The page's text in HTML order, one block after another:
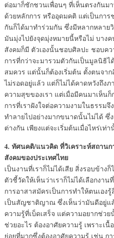
ต่อมาก็ชักชวนเพื่อนๆ ที่เห็นตรงกัน
ด้วยหลักการ หรืออุดมคติ แต่เป็นกา
กันก็ได้มาทำร่วมกัน ซึ่งมีหลากหลาย
มันมุ่งไปยังจุดมุ่งหมายนี้หรือไม่ บาง
สังคมก็มี ตัวเองนั้นชอบศิลปะ ชอบค
การที่กว่าจะมารวมตัวกันเป็นมูลนิธิ
สมควร แต่นั้นก็ต้องเริ่มต้น ตั้งตนจาก
ไม่รอดอยู่แล้ว แต่ก็ไม่ได้คาดหวังถึง
ความสุขของเรา แต่เมื่อมีคนมาเห็น
การที่เราฝังใจต่อความงามในธรรม
ทำลายไปอย่างมากขนาดนั้นไม่ได้ ซึ่
ต่างกัน เพียงแต่จะเริ่มต้นเมื่อไหร่เท่า
4. ทัศนคติ/แนวคิด ที่วิเคราะห์สถาน
สังคมของประเทศไทย
เป็นงานที่เราก็ไม่ได้เสีย สิ่งรอบข้าง
ตัวชี้วัดให้เห็นว่าเราก็ไม่ได้เลือกงาน
การอาสาสมัครเป็นการทำให้ตนเอง
เป็นสัญชาติญาณ ซึ่งเห็นว่ามันดีอยู่แ
ความรู้ที่เบ็ดเสร็จ แต่ความอยากช่วย
ช่วยอะไร ต้องอาศัยความรู้ เพราะเ
ย่อยที่มากซึ่งต้องอาศัยความรู้ เช่น